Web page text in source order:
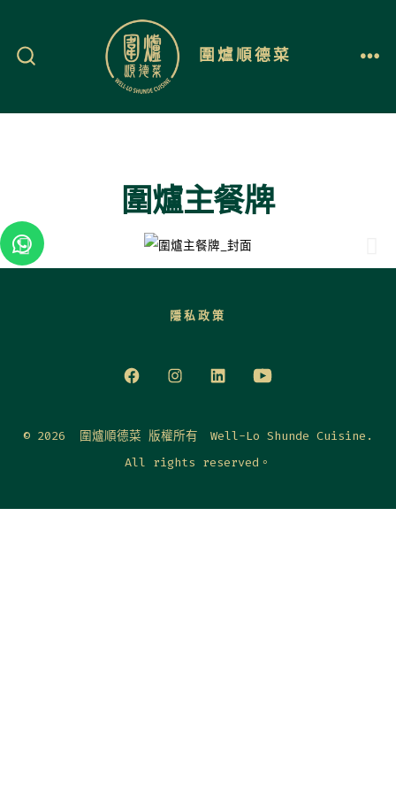
圍爐順德菜
圍爐主餐牌
隱私政策
© 2026
圍爐順德菜 版權所有 Well-Lo Shunde Cuisine.
All rights reserved。